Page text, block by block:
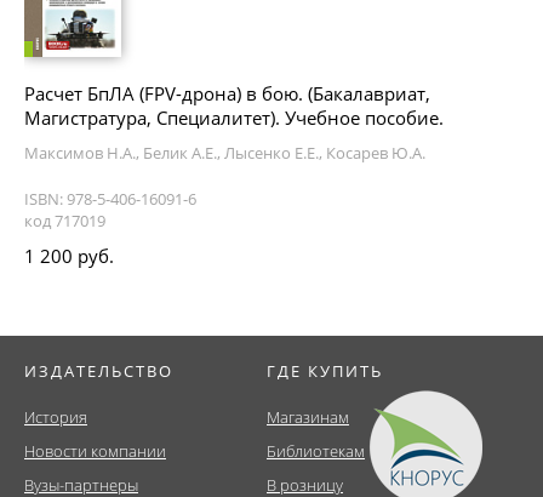
Расчет БпЛА (FPV-дрона) в бою. (Бакалавриат,
Магистратура, Специалитет). Учебное пособие.
Максимов Н.А., Белик А.Е., Лысенко Е.Е., Косарев Ю.А.
ISBN: 978-5-406-16091-6
код 717019
1 200 руб.
ИЗДАТЕЛЬСТВО
История
Новости компании
Вузы-партнеры
ГДЕ КУПИТЬ
Магазинам
Библиотекам
В розницу